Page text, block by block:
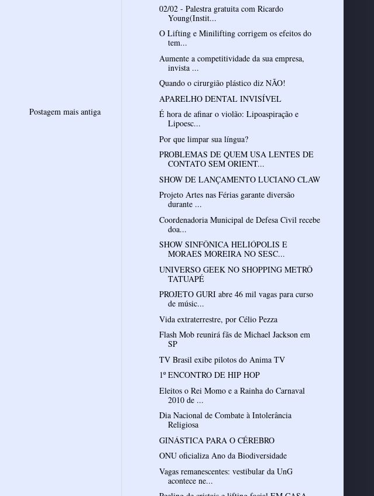
Postagem mais antiga
02/02 - Palestra gratuita com Ricardo
Young(Instit...
O Lifting e Minilifting corrigem os efeitos do
tem...
Aumente a competitividade da sua empresa,
invista ...
Quando o cirurgião plástico diz NÃO!
APARELHO DENTAL INVISÍVEL
É hora de afinar o violão: Lipoaspiração e
Lipoesc...
Por que limpar sua língua?
PROBLEMAS DE QUEM USA LENTES DE
CONTATO SEM ORIENT...
SHOW DE LANÇAMENTO LUCIANO CLAW
Projeto Artes nas Férias garante diversão
durante ...
Coordenadoria Municipal de Defesa Civil recebe
doa...
SHOW SINFÔNICA HELIÓPOLIS E
MORAES MOREIRA NO SESC...
UNIVERSO GEEK NO SHOPPING METRÔ
TATUAPÉ
PROJETO GURI abre 46 mil vagas para curso
de músic...
Vida extraterrestre, por Célio Pezza
Flash Mob reunirá fãs de Michael Jackson em
SP
TV Brasil exibe pilotos do Anima TV
1º ENCONTRO DE HIP HOP
Eleitos o Rei Momo e a Rainha do Carnaval
2010 de ...
Dia Nacional de Combate à Intolerância
Religiosa
GINÁSTICA PARA O CÉREBRO
ONU oficializa Ano da Biodiversidade
Vagas remanescentes: vestibular da UnG
acontece ne...